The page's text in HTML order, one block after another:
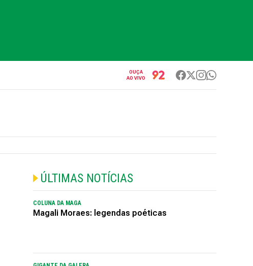
OUÇA
AO VIVO
ÚLTIMAS NOTÍCIAS
COLUNA DA MAGA
Magali Moraes: legendas poéticas